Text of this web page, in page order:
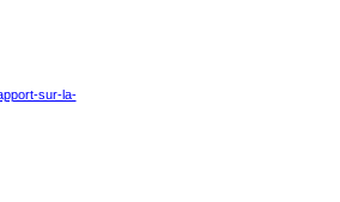
sur-la-